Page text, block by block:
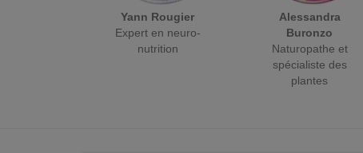
Yann Rougier
Expert en neuro-
nutrition
Alessandra
Buronzo
Naturopathe et
spécialiste des
plantes